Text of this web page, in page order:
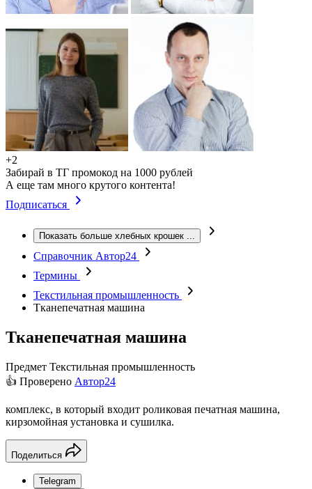
+2
Забирай в ТГ промокод на 1000 рублей
А еще там много крутого контента!
Подписаться
Показать больше хлебных крошек ...
Справочник Автор24
Термины
Текстильная промышленность
Тканепечатная машина
Тканепечатная машина
Предмет Текстильная промышленность
👍 Проверено Автор24
комплекс, в который входит роликовая печатная машина,
кирзомойная установка и сушилка.
Поделиться
Telegram